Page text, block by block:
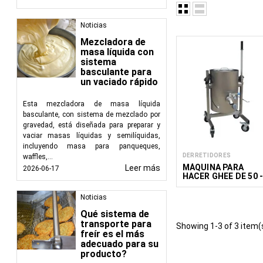
Noticias
Mezcladora de
masa líquida con
sistema
basculante para
un vaciado rápido
Esta mezcladora de masa líquida
basculante, con sistema de mezclado por
gravedad, está diseñada para preparar y
vaciar masas líquidas y semilíquidas,
incluyendo masa para panqueques,
waffles,...
2026-06-17
Leer más
Noticias
Qué sistema de
transporte para
freír es el más
adecuado para su
producto?
En los
inevitables de la
mantenimiento. Las
separar las grasas,
donde podrían causar
Cómo funcionan las
Las trampas de
grasas, aceites y
aguas residuales se
que las grasas,
mantenimiento
funcionalidad
Trampas de
DERRETIDORES
MÁQUINA PARA
HACER GHEE DE 50 -
150 L
Showing 1-3 of 3